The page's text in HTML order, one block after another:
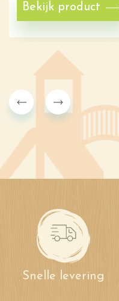
Bekijk product
Snelle levering